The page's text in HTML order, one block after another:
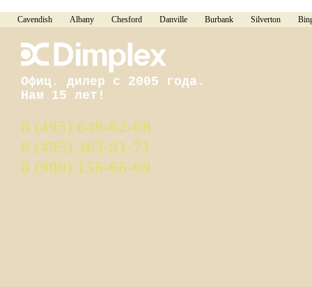
Cavendish Albany Chesford Danville Burbank Silverton
Офиц. дилер с 2005 года.
Нам 15 лет!
8 (495) 649-62-68
8 (495) 363-91-71
8 (909) 156-66-69